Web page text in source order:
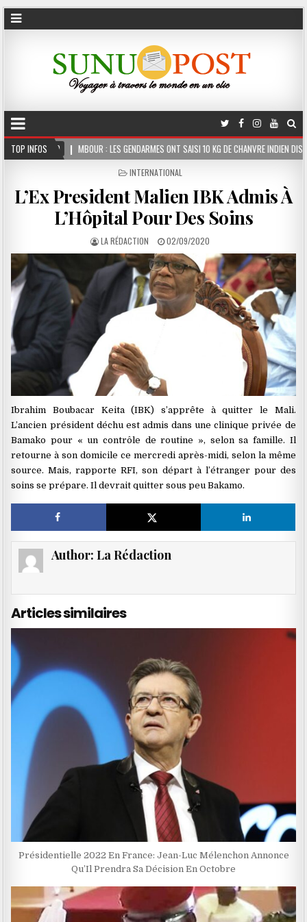
TOP INFOS
: LES GENDARMES ONT SAISI 10 KG DE CHANVRE INDIEN DISSIMULÉS DANS LE COFFRE
POSTED
INTERNATIONAL
L’Ex President Malien IBK Admis À
L’Hôpital Pour Des Soins
LA RÉDACTION 02/09/2020
Ibrahim Boubacar Keita (IBK) s’apprête à quitter le Mali.
L’ancien président déchu est admis dans une clinique privée de
Bamako pour « un contrôle de routine », selon sa famille. Il
retourne à son domicile ce mercredi après-midi, selon la même
source. Mais, rapporte RFI, son départ à l’étranger pour des
soins se prépare. Il devrait quitter sous peu Bakamo.
Author: La Rédaction
Articles similaires
Présidentielle 2022 En France: Jean-Luc Mélenchon Annonce
Qu’Il Prendra Sa Décision En Octobre